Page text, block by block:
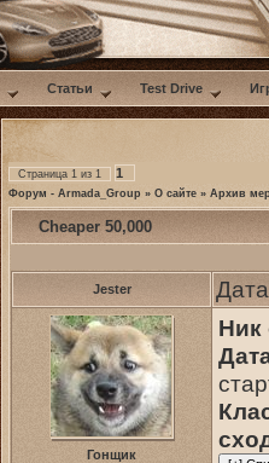
Статьи Test Drive
Страница 1 из 1 1
Форум - Armada_Group » О сайте » Архив
Сheaper 50,000
Jester
Гонщик
Ник